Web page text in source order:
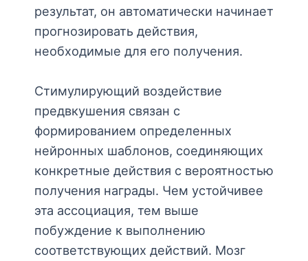
результат, он автоматически начинает
прогнозировать действия,
необходимые для его получения.
Стимулирующий воздействие
предвкушения связан с
формированием определенных
нейронных шаблонов, соединяющих
конкретные действия с вероятностью
получения награды. Чем устойчивее
эта ассоциация, тем выше
побуждение к выполнению
соответствующих действий. Мозг